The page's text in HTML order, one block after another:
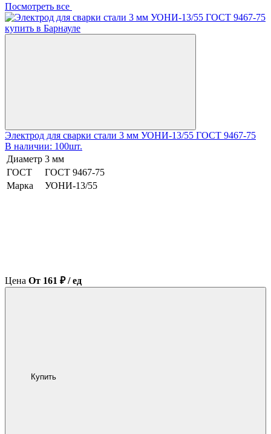
Посмотреть все
Электрод для сварки стали 3 мм УОНИ-13/55 ГОСТ 9467-75
В наличии: 100шт.
Диаметр 3 мм
ГОСТ
ГОСТ 9467-75
Марка
УОНИ-13/55
Цена От 161 ₽ / ед
Купить